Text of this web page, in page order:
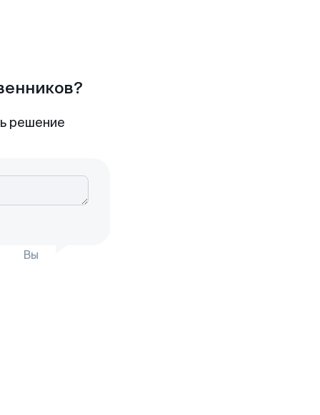
решение
Вы